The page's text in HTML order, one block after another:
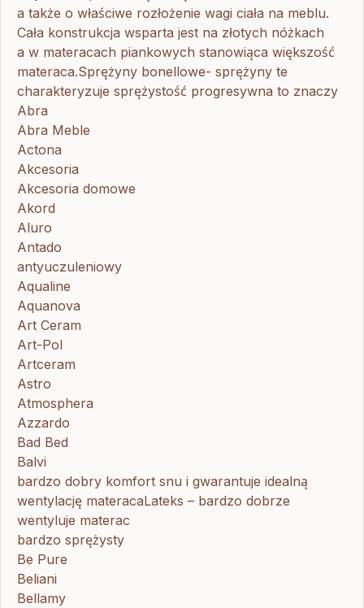
a także o właściwe rozłożenie wagi ciała na meblu.
Cała konstrukcja wsparta jest na złotych nóżkach
a w materacach piankowych stanowiąca większość
materaca.Sprężyny bonellowe- sprężyny te
charakteryzuje sprężystość progresywna to znaczy
Abra
Abra Meble
Actona
Akcesoria
Akcesoria domowe
Akord
Aluro
Antado
antyuczuleniowy
Aqualine
Aquanova
Art Ceram
Art-Pol
Artceram
Astro
Atmosphera
Azzardo
Bad Bed
Balvi
bardzo dobry komfort snu i gwarantuje idealną
wentylację materacaLateks – bardzo dobrze
wentyluje materac
bardzo sprężysty
Be Pure
Beliani
Bellamy